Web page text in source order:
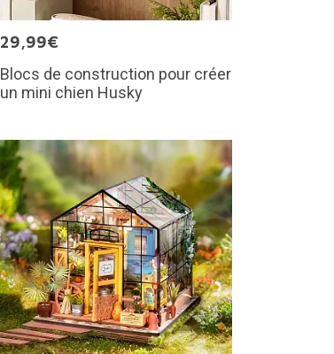
29,99€
Blocs de construction pour créer
un mini chien Husky